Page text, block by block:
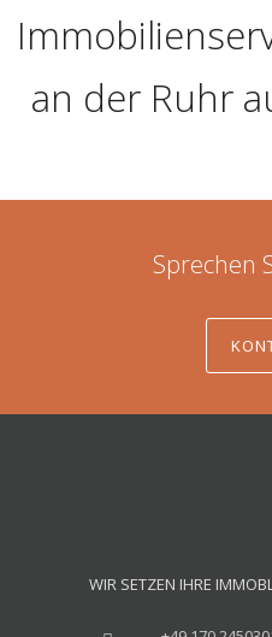
an der Ruhr
Sprechen
WIR SETZEN IHRE